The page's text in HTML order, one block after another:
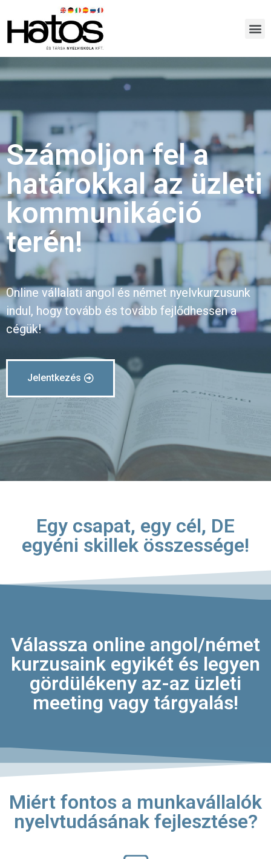
Számoljon fel a
határokkal az üzleti
kommunikáció
terén!
Online vállalati angol és német nyelvkurzusunk
indul, hogy tovább és tovább fejlődhessen a
cégük!
Jelentkezés
Egy csapat, egy cél, DE
egyéni skillek összessége!
Válassza online angol/német
kurzusaink egyikét és legyen
gördülékeny az-az üzleti
meeting vagy tárgyalás!
Miért fontos a munkavállalók
nyelvtudásának fejlesztése?